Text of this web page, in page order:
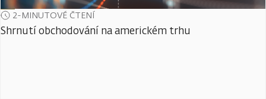
2-MINUTOVÉ ČTENÍ
Shrnutí obchodování na americkém trhu